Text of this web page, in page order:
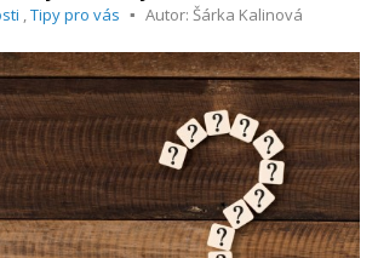
,Tipy pro vás Autor: Šárka Kalinová